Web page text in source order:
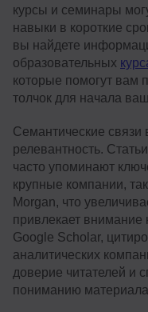
курсы и семинары
навыки в короткие
вы найдете
образовательных
которые помогут вам
толчок для начала
Семантические связи
релевантность.
часто упоминают
крупные компании,
Morgan, что
привлекает внимание
Google Scholar,
аналитических
доверие читателей и
пониманию